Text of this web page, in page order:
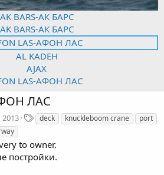
ЛАС
Т
и
deck knuckleboom crane
port
to owner.
постройки.